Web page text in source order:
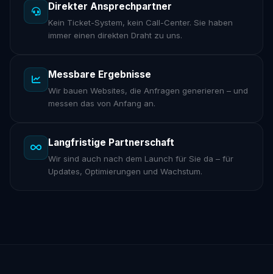
Direkter Ansprechpartner
Kein Ticket-System, kein Call-Center. Sie haben
immer einen direkten Draht zu uns.
Messbare Ergebnisse
Wir bauen Websites, die Anfragen generieren – und
messen das von Anfang an.
Langfristige Partnerschaft
Wir sind auch nach dem Launch für Sie da – für
Updates, Optimierungen und Wachstum.